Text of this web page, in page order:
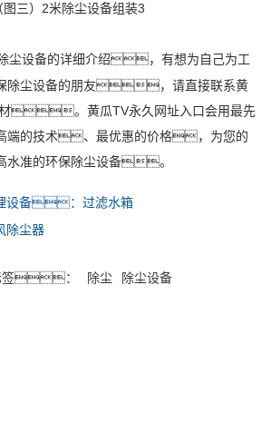
图三）2米除尘设备组装3
尘设备的详细介绍，有想为自己为工
除尘设备的朋友，请直接联系黄
材。黄瓜TV永久网址入口会用最先
的技术、最优惠的价格，为您的
水准的环保除尘设备。
设备：过滤水箱
除尘器
签： 除尘 除尘设备